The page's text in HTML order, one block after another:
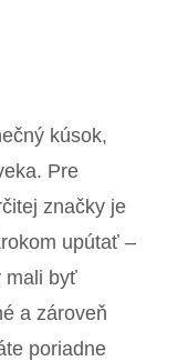
kúsok,
Pre
značky je
upútať –
mali byť
a zároveň
poriadne